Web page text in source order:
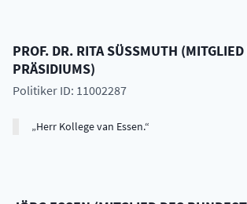
PROF. DR. RITASÜSSMUTH (MITGLIED
PRÄSIDIUMS)
Politiker ID: 11002287
Herr Kollege van Essen.